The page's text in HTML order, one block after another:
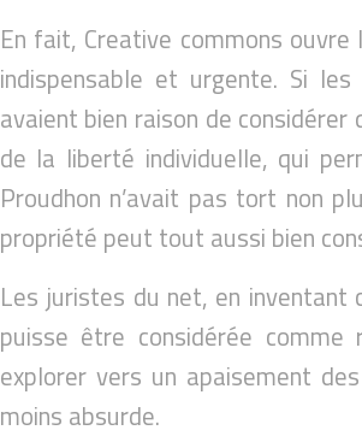
En fait, Creative commons
indispensable et urgente. Si
avaient bien raison de
de la liberté individuelle, qui
Proudhon n’avait pas tort non
propriété peut tout aussi bien
Les juristes du net, en inventant
puisse être considérée
explorer vers un apaisement
moins absurde.